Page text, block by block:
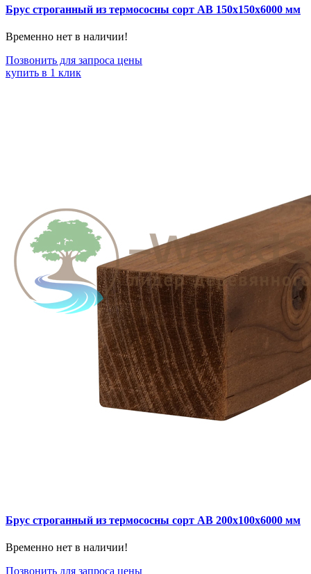
Брус строганный из термососны сорт АВ 150x150x6000 мм
Временно нет в наличии!
Позвонить для запроса цены
купить в 1 клик
Брус строганный из термососны сорт АВ 200x100x6000 мм
Временно нет в наличии!
Позвонить для запроса цены